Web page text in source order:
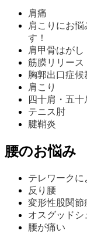
肩痛
肩こりにお
す！
肩甲骨はがし
筋膜リリース
胸郭出口症候
肩こり
四十肩・五十
テニス肘
腱鞘炎
腰のお悩み
テレワークに
反り腰
変形性股関節
オスグッドシ
腰が痛い